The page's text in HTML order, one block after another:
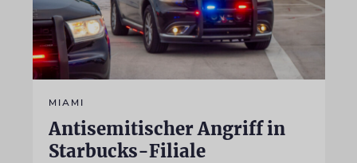
MIAMI
Antisemitischer Angriff in
Starbucks-Filiale